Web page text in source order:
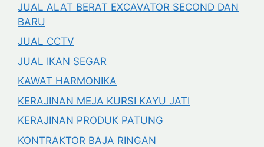
JUAL ALAT BERAT EXCAVATOR SECOND DAN
BARU
JUAL CCTV
JUAL IKAN SEGAR
KAWAT HARMONIKA
KERAJINAN MEJA KURSI KAYU JATI
KERAJINAN PRODUK PATUNG
KONTRAKTOR BAJA RINGAN